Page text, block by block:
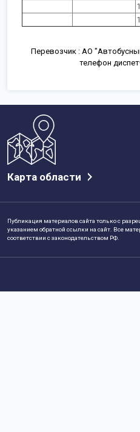
Перевозчик : АО
телефон
Карта области
Публикация материалов сайта только с
указанием обратной ссылки на сайт. Все
соответствии с законодательством РФ.